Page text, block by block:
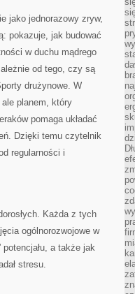
jako jednorazowy zryw,
pokazuje, jak budować
w duchu mądrego
od tego, czy są
drużynowe. W
planem, który
pomaga układać
Dzięki temu czytelnik
regularności i
Każda z tych
ogólnorozwojowe w
a także jak
stresu.